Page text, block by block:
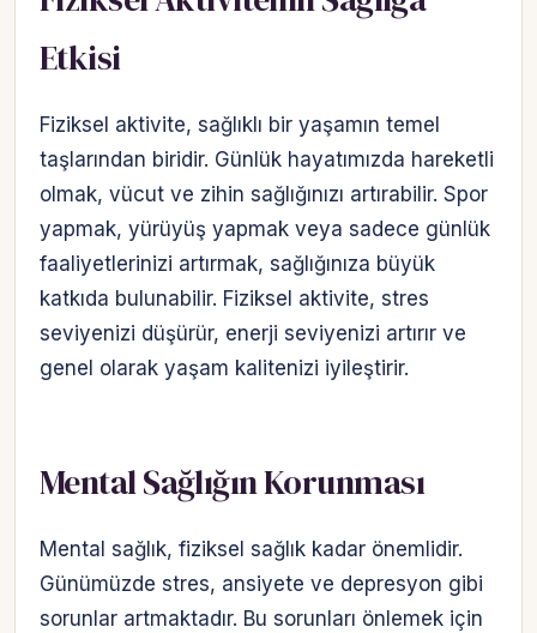
Etkisi
Fiziksel aktivite, sağlıklı bir yaşamın temel
taşlarından biridir. Günlük hayatımızda hareketli
olmak, vücut ve zihin sağlığınızı artırabilir. Spor
yapmak, yürüyüş yapmak veya sadece günlük
faaliyetlerinizi artırmak, sağlığınıza büyük
katkıda bulunabilir. Fiziksel aktivite, stres
seviyenizi düşürür, enerji seviyenizi artırır ve
genel olarak yaşam kalitenizi iyileştirir.
Mental Sağlığın Korunması
Mental sağlık, fiziksel sağlık kadar önemlidir.
Günümüzde stres, ansiyete ve depresyon gibi
sorunlar artmaktadır. Bu sorunları önlemek için